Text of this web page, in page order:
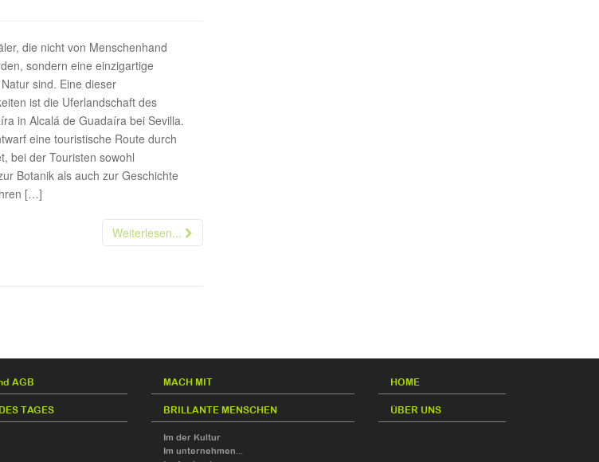
die nicht von Menschenhand
sondern eine einzigartige
sind. Eine dieser
ist die Uferlandschaft des
in Alcalá de Guadaíra bei Sevilla.
eine touristische Route durch
bei der Touristen sowohl
Botanik als auch zur Geschichte
[…]
Weiterlesen...
AGB
TAGES
MACH MIT
BRILLANTE MENSCHEN
Im der Kultur
Im unternehmen...
HOME
ÜBER UNS